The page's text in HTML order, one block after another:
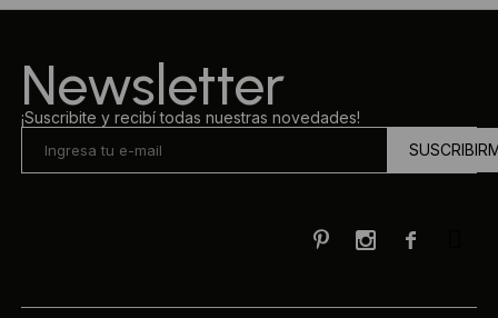
Newsletter
¡Suscribite y recibí todas nuestras novedades!

 